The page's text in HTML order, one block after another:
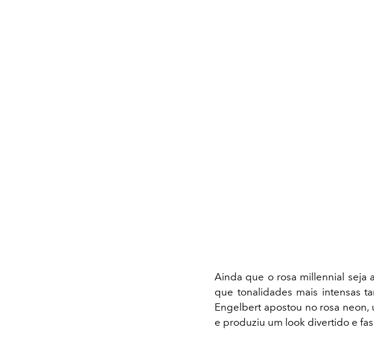
Ainda que o rosa millennial seja
que tonalidades mais intensas
Engelbert apostou no rosa
e produziu um look divertido e